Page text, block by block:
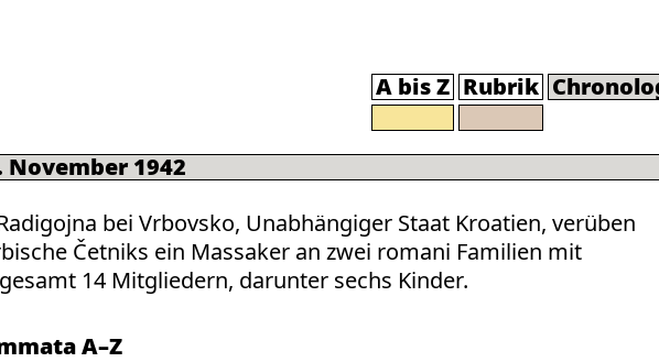
A bis Z Rubrik
November 1942
bei Vrbovsko, Unabhängiger Staat Kroatien, verüben
Četniks ein Massaker an zwei romani Familien mit
14 Mitgliedern, darunter sechs Kinder.
A–Z